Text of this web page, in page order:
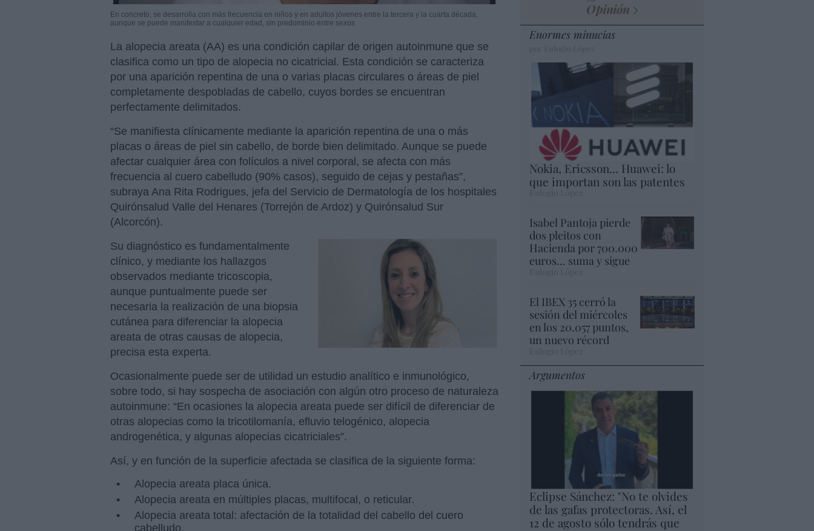
En concreto, se desarrolla con más frecuencia en niños y en adultos jóvenes entre la tercera y la cuarta década,
aunque se puede manifestar a cualquier edad, sin predominio entre sexos
La alopecia areata (AA) es una condición capilar de origen autoinmune que se
clasifica como un tipo de alopecia no cicatricial. Esta condición se caracteriza
por una aparición repentina de una o varias placas circulares o áreas de piel
completamente despobladas de cabello, cuyos bordes se encuentran
perfectamente delimitados.
“Se manifiesta clínicamente mediante la aparición repentina de una o más
placas o áreas de piel sin cabello, de borde bien delimitado. Aunque se puede
afectar cualquier área con folículos a nivel corporal, se afecta con más
frecuencia al cuero cabelludo (90% casos), seguido de cejas y pestañas”,
subraya Ana Rita Rodrigues, jefa del Servicio de Dermatología de los hospitales
Quirónsalud Valle del Henares (Torrejón de Ardoz) y Quirónsalud Sur
(Alcorcón).
Su diagnóstico es fundamentalmente
clínico, y mediante los hallazgos
observados mediante tricoscopia,
aunque puntualmente puede ser
necesaria la realización de una biopsia
cutánea para diferenciar la alopecia
areata de otras causas de alopecia,
precisa esta experta.
Ocasionalmente puede ser de utilidad un estudio analítico e inmunológico,
sobre todo, si hay sospecha de asociación con algún otro proceso de naturaleza
autoinmune: “En ocasiones la alopecia areata puede ser difícil de diferenciar de
otras alopecias como la tricotilomanía, efluvio telogénico, alopecia
androgenética, y algunas alopecias cicatriciales”.
Así, y en función de la superficie afectada se clasifica de la siguiente forma:
Alopecia areata placa única.
Alopecia areata en múltiples placas, multifocal, o reticular.
Alopecia areata total: afectación de la totalidad del cabello del cuero
cabelludo.
Opinión
Enormes minucias
Nokia, Ericsson... Huawei: lo
que importan son las patentes
Eulogio López
Isabel Pantoja pierde
dos pleitos con
Hacienda por 700.000
euros... suma y sigue
El IBEX 35 cerró la
sesión del miércoles
en los 20.057 puntos,
un nuevo récord
Argumentos
Eclipse Sánchez: "No te olvides
de las gafas protectoras. Así, el
12 de agosto sólo tendrás que